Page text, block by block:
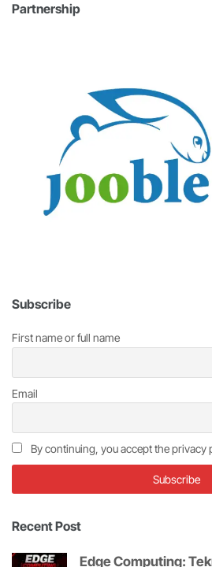
Partnership
Subscribe
First name or full name
Email
By continuing, you accept the privacy
Recent Post
Edge Computing: